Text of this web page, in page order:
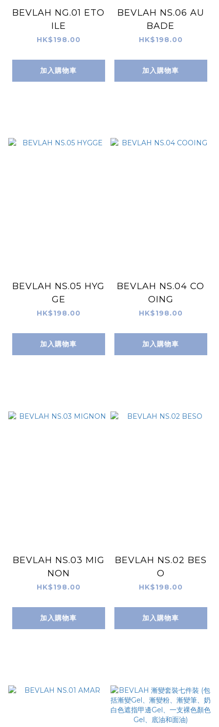
BEVLAH NG.01 ETO
ILE
HK$198.00
加入購物車
BEVLAH NS.06 AU
BADE
HK$198.00
加入購物車
BEVLAH NS.05 HYG
GE
HK$198.00
加入購物車
BEVLAH NS.04 CO
OING
HK$198.00
加入購物車
BEVLAH NS.03 MIG
NON
HK$198.00
加入購物車
BEVLAH NS.02 BES
O
HK$198.00
加入購物車